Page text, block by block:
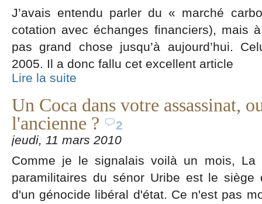
J’avais entendu parler du « marché
cotation avec échanges financiers), mais
pas grand chose jusqu’à aujourd’hui.
2005. Il a donc fallu cet excellent article
Lire la suite
Un Coca dans votre assassinat,
l'ancienne ?
2
jeudi, 11 mars 2010
Comme je le signalais voilà un mois, La
paramilitaires du sénor Uribe est le siège
d'un génocide libéral d'état. Ce n'est pas